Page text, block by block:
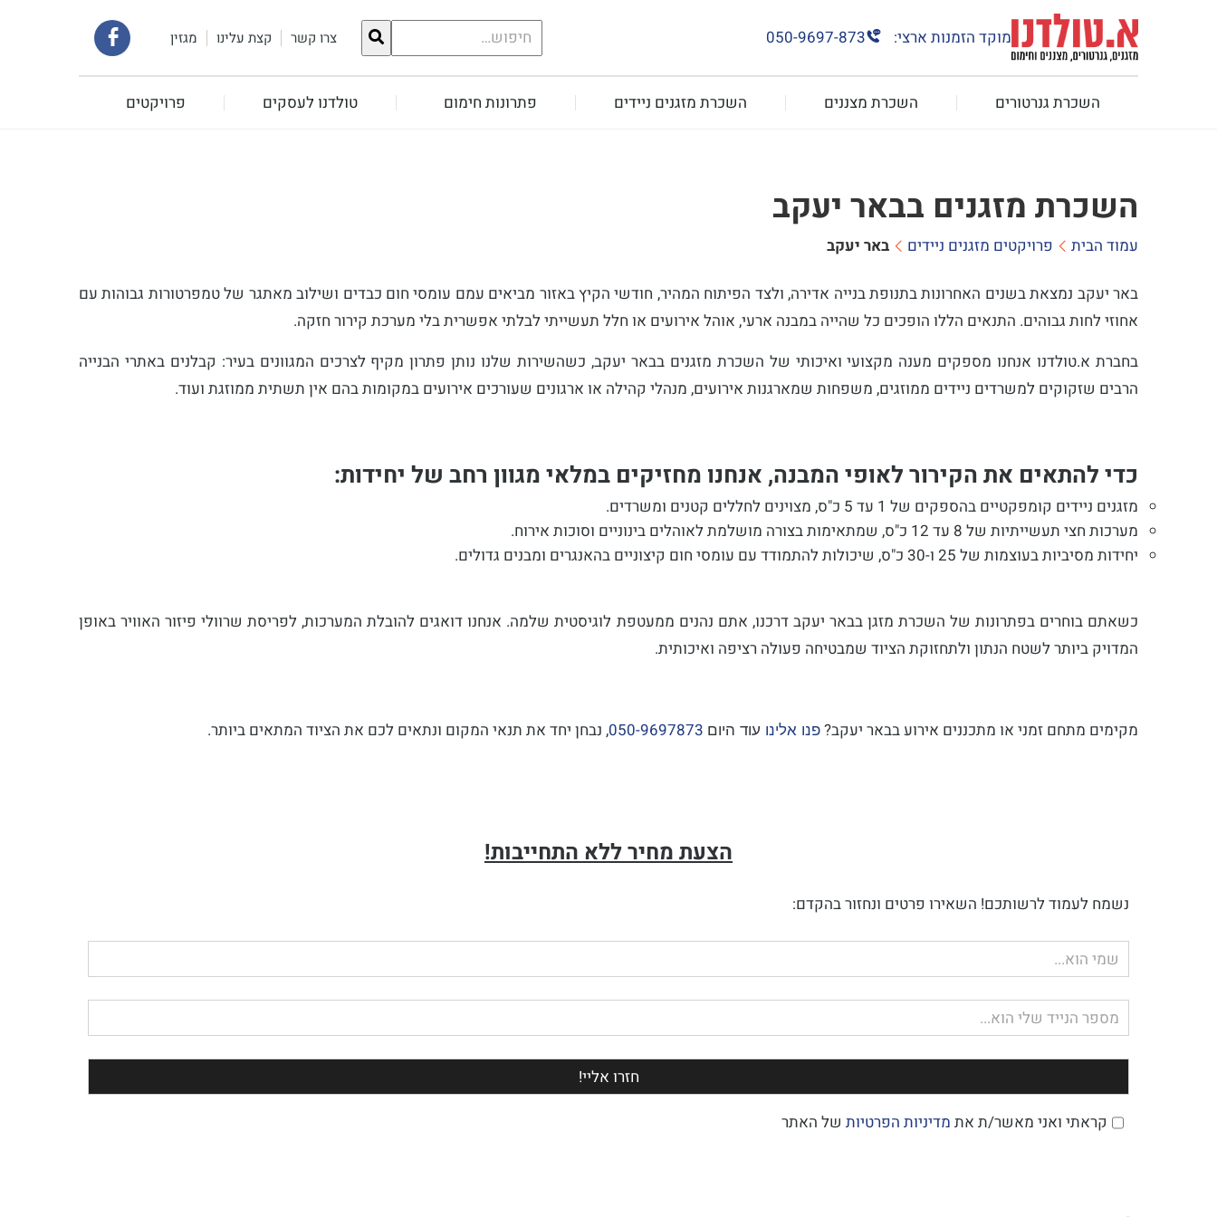
מוקד הזמנות ארצי: 050-9697-873
חיפוש
עבור:
צרו קשר קצת עלינו מגזין
קישור
לעמוד
השכרת גנרטורים השכרת מצננים השכרת מזגנים ניידים פתרונות חימום טולדנו לעסקים פרויקטים
השכרת מזגנים בבאר יעקב
עמוד הבית פרויקטים מזגנים ניידים באר יעקב
באר יעקב נמצאת בשנים האחרונות בתנופת בנייה אדירה, ולצד הפיתוח המהיר, חודשי הקיץ באזור מביאים עמם עומסי חום כבדים ושילוב מאתגר של טמפרטורות גבוהות עם
אחוזי לחות גבוהים. התנאים הללו הופכים כל שהייה במבנה ארעי, אוהל אירועים או חלל תעשייתי לבלתי אפשרית בלי מערכת קירור חזקה.
בחברת א.טולדנו אנחנו מספקים מענה מקצועי ואיכותי של השכרת מזגנים בבאר יעקב, כשהשירות שלנו נותן פתרון מקיף לצרכים המגוונים בעיר: קבלנים באתרי הבנייה
הרבים שזקוקים למשרדים ניידים ממוזגים, משפחות שמארגנות אירועים, מנהלי קהילה או ארגונים שעורכים אירועים במקומות בהם אין תשתית ממוזגת ועוד.
כדי להתאים את הקירור לאופי המבנה, אנחנו מחזיקים במלאי מגוון רחב של יחידות:
מזגנים ניידים קומפקטיים בהספקים של 1 עד 5 כ"ס, מצוינים לחללים קטנים ומשרדים.
מערכות חצי תעשייתיות של 8 עד 12 כ"ס, שמתאימות בצורה מושלמת לאוהלים בינוניים וסוכות אירוח.
יחידות מסיביות בעוצמות של 25 ו-30 כ"ס, שיכולות להתמודד עם עומסי חום קיצוניים בהאנגרים ומבנים גדולים.
כשאתם בוחרים בפתרונות של השכרת מזגן בבאר יעקב דרכנו, אתם נהנים ממעטפת לוגיסטית שלמה. אנחנו דואגים להובלת המערכות, לפריסת שרוולי פיזור האוויר באופן
המדויק ביותר לשטח הנתון ולתחזוקת הציוד שמבטיחה פעולה רציפה ואיכותית.
מקימים מתחם זמני או מתכננים אירוע בבאר יעקב? פנו אלינו עוד היום 050-9697873, נבחן יחד את תנאי המקום ונתאים לכם את הציוד המתאים ביותר.
הצעת מחיר ללא התחייבות!
נשמח לעמוד לרשותכם! השאירו פרטים ונחזור בהקדם:
שם
מלא
טלפון
קראתי ואני מאשר/ת את מדיניות הפרטיות של האתר